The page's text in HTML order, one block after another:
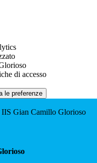
di accesso
le preferenze
IIS Gian Camillo Glorioso